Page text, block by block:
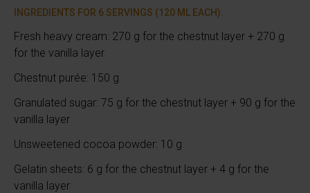
INGREDIENTS FOR 6 SERVINGS (120 ML EACH).
Fresh heavy cream: 270 g for the chestnut layer + 270 g
for the vanilla layer
Chestnut purée: 150 g
Granulated sugar: 75 g for the chestnut layer + 90 g for the
vanilla layer
Unsweetened cocoa powder: 10 g
Gelatin sheets: 6 g for the chestnut layer + 4 g for the
vanilla layer